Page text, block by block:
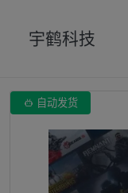
宇鹤科技
 自动发货